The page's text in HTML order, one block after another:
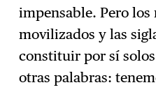
impensable. Pero
movilizados y las
constituir por sí
otras palabras: